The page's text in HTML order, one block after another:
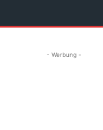
- Werbung -